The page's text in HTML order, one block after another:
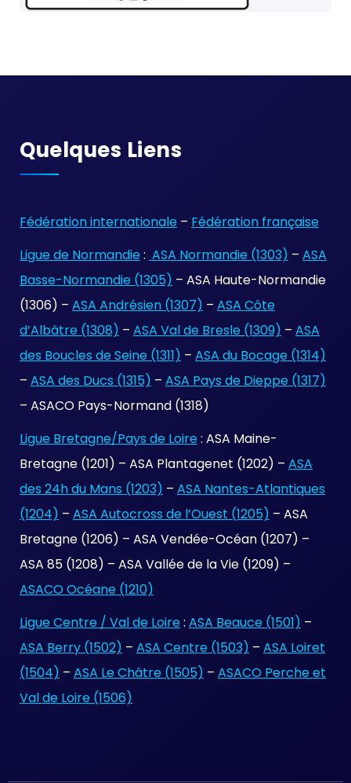
Quelques Liens
Fédération internationale – Fédération française
Ligue de Normandie : ASA Normandie (1303) – ASA
Basse-Normandie (1305) – ASA Haute-Normandie
(1306) – ASA Andrésien (1307) – ASA Côte
d’Albâtre (1308) – ASA Val de Bresle (1309) – ASA
des Boucles de Seine (1311) – ASA du Bocage (1314)
– ASA des Ducs (1315) – ASA Pays de Dieppe (1317)
– ASACO Pays-Normand (1318)
Ligue Bretagne/Pays de Loire : ASA Maine-
Bretagne (1201) – ASA Plantagenet (1202) – ASA
des 24h du Mans (1203) – ASA Nantes-Atlantiques
(1204) – ASA Autocross de l’Ouest (1205) – ASA
Bretagne (1206) – ASA Vendée-Océan (1207) –
ASA 85 (1208) – ASA Vallée de la Vie (1209) –
ASACO Océane (1210)
Ligue Centre / Val de Loire : ASA Beauce (1501) –
ASA Berry (1502) – ASA Centre (1503) – ASA Loiret
(1504) – ASA Le Châtre (1505) – ASACO Perche et
Val de Loire (1506)